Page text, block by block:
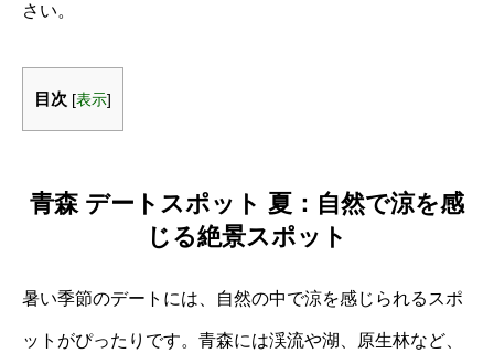
さい。
目次 [表示]
青森 デートスポット 夏：自然で涼を感
じる絶景スポット
暑い季節のデートには、自然の中で涼を感じられるスポ
ットがぴったりです。青森には渓流や湖、原生林など、